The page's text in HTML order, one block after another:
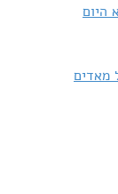
היום
מאדים